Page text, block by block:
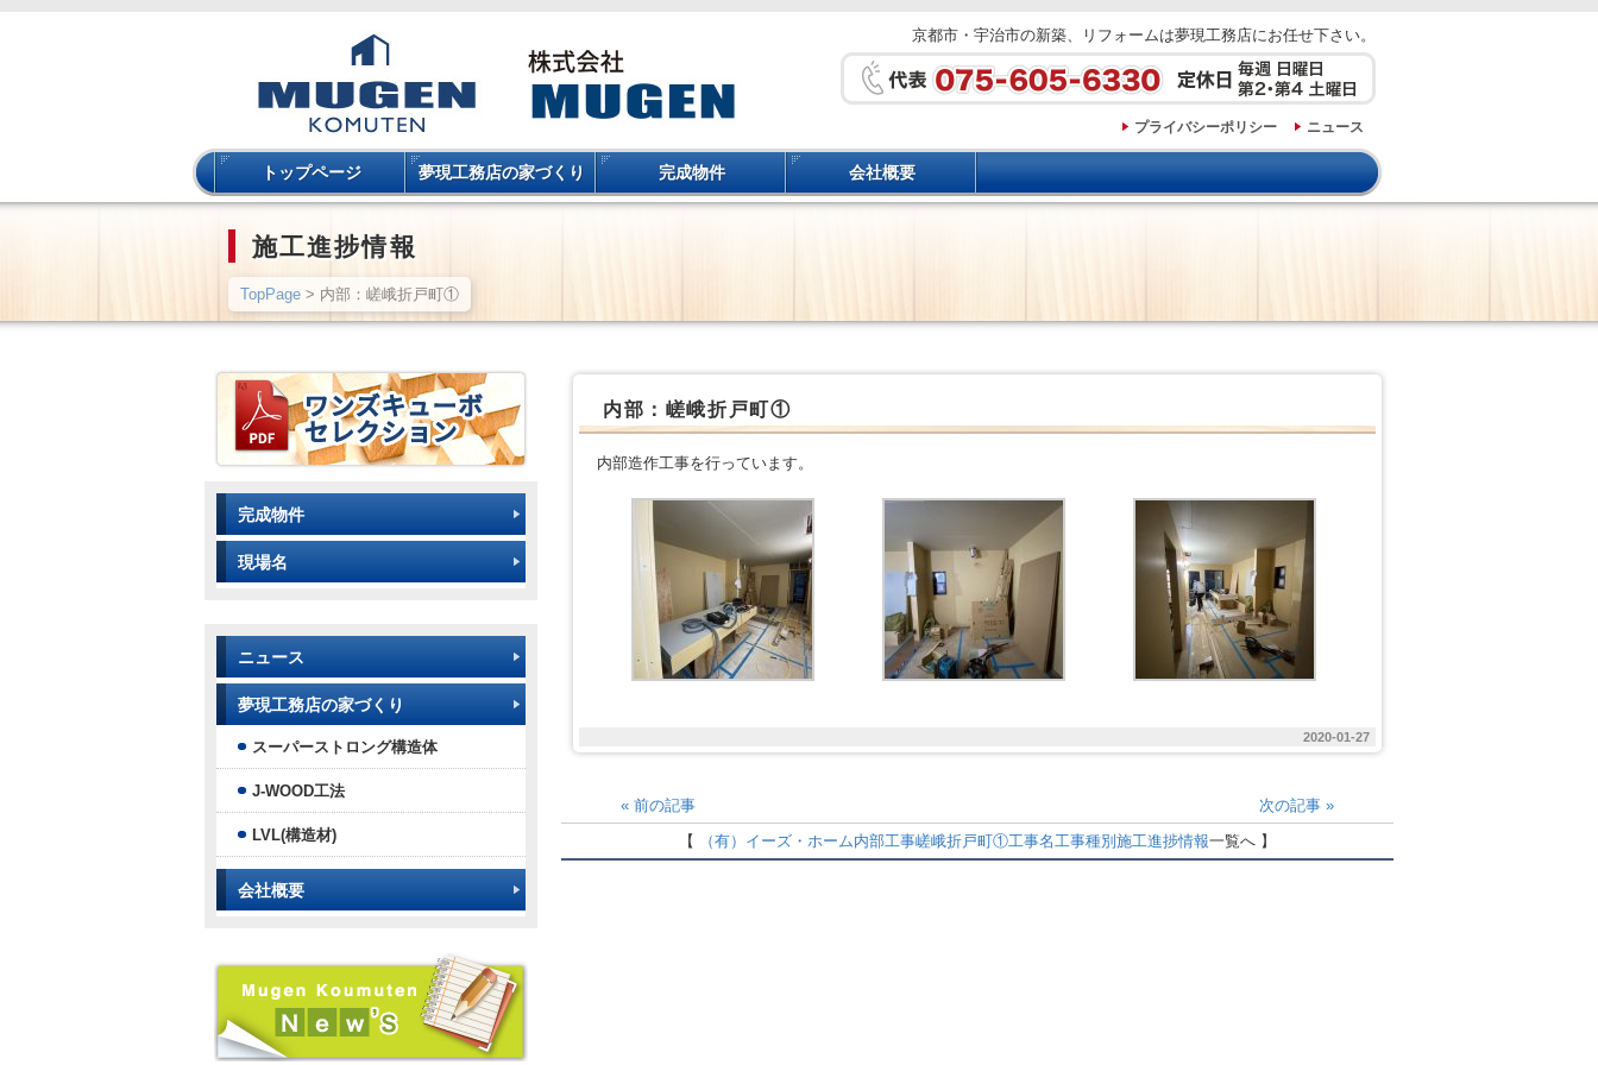
京都市・宇治市の新築、リフォームは夢現工務店にお任せ下さい。
プライバシーポリシー ニュース
トップページ 夢現工務店の家づくり 完成物件 会社概要
施工進捗情報
TopPage > 内部：嵯峨折戸町①
内部：嵯峨折戸町①
内部造作工事を行っています。
2020-01-27
« 前の記事 次の記事 »
【
（有）イーズ・ホーム内部工事嵯峨折戸町①工事名工事種別 施工進捗情報一覧へ 】
完成物件
現場名
ニュース
夢現工務店の家づくり
スーパーストロング構造体
J-WOOD工法
LVL(構造材)
会社概要